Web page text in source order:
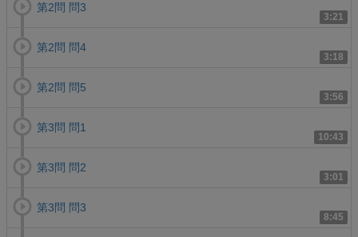
3:21
第2問 問3
3:18
第2問 問4
3:56
第2問 問5
10:43
第3問 問1
3:01
第3問 問2
8:45
第3問 問3